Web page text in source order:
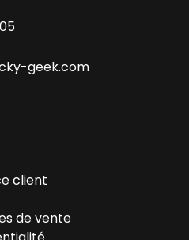
geek.com
client
de vente